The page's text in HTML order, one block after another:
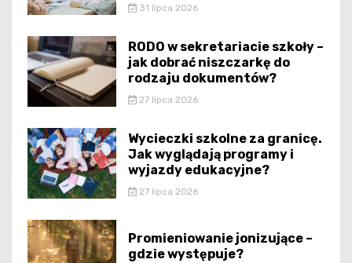
31 lipca 2026
RODO w sekretariacie szkoły –
jak dobrać niszczarkę do
rodzaju dokumentów?
27 lipca 2026
Wycieczki szkolne za granicę.
Jak wyglądają programy i
wyjazdy edukacyjne?
27 lipca 2026
Promieniowanie jonizujące –
gdzie występuje?